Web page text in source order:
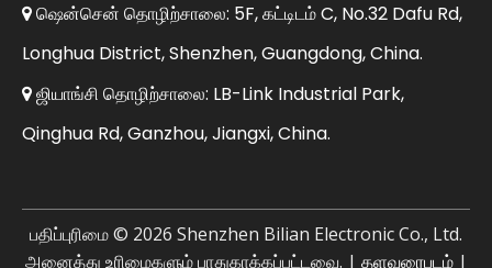
 ஷென்சென் தொழிற்சாலை: 5F, கட்டிடம் C, No.32 Dafu Rd,
Longhua District, Shenzhen, Guangdong, China.
 ஜியாங்சி தொழிற்சாலை: LB-Link Industrial Park,
Qinghua Rd, Ganzhou, Jiangxi, China.
பதிப்புரிமை © 2026 Shenzhen Bilian Electronic Co., Ltd.
அனைத்து உரிமைகளும் பாதுகாக்கப்பட்டவை. | தளவரைபடம்|